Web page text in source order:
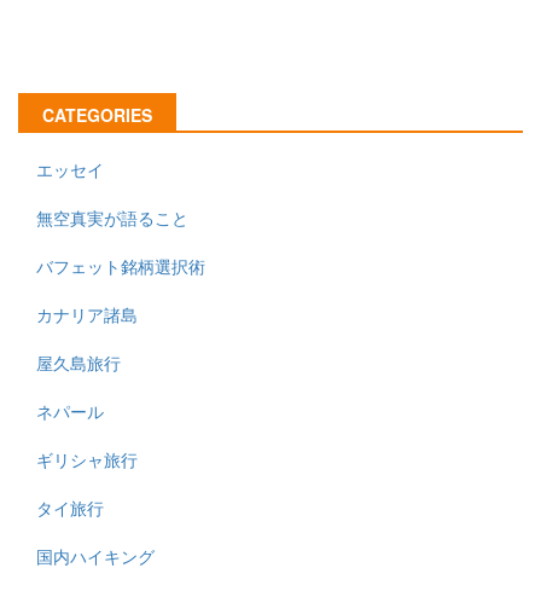
CATEGORIES
エッセイ
無空真実が語ること
バフェット銘柄選択術
カナリア諸島
屋久島旅行
ネパール
ギリシャ旅行
タイ旅行
国内ハイキング